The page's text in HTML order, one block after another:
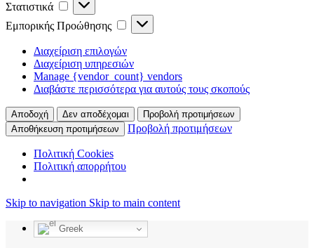
Στατιστικά
Εμπορικής Προώθησης
Διαχείριση επιλογών
Διαχείριση υπηρεσιών
Manage {vendor_count} vendors
Διαβάστε περισσότερα για αυτούς τους σκοπούς
Αποδοχή Δεν αποδέχομαι
Προβολή προτιμήσεων
Αποθήκευση προτιμήσεων
Προβολή προτιμήσεων
Πολιτική Cookies
Πολιτική απορρήτου
Skip to navigation Skip to main content
Greek